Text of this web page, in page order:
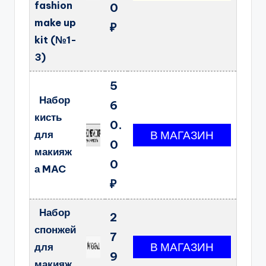
fashion
make up
kit (№1-
3)
0
₽
Набор
кисть
для
макияж
а MAC
5
6
0.
0
0
₽
Набор
спонжей
для
2
7
9